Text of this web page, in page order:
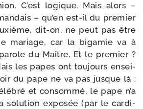
C’est logique. Mais alors –
– qu’en est-​il du pre­mier
dit-​on, ne peut pas être
mariage, car la biga­mie va à
du Maître. Et le pre­mier ?
les papes ont tou­jours ensei­
du pape ne va pas jusque là :
et consom­mé, le pape n’a
solu­tion expo­sée (par le car­di­